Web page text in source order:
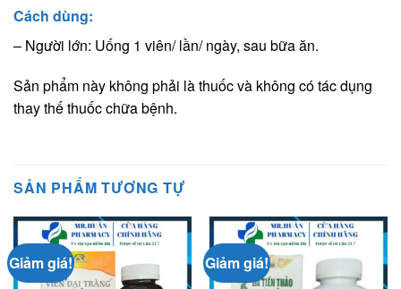
Cách dùng:
– Người lớn: Uống 1 viên/ lần/ ngày, sau bữa ăn.
Sản phẩm này không phải là thuốc và không có tác dụng
thay thế thuốc chữa bệnh.
SẢN PHẨM TƯƠNG TỰ
Giảm giá! Giảm giá!